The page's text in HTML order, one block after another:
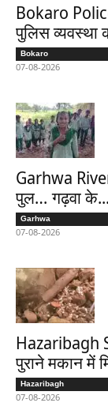
Bokaro
पुलिस व्यवस्था
Bokaro
07-08-2026
Garhwa
पुल… गढ़वा के...
Garhwa
07-08-2026
Hazaribagh
पुराने मकान में
Hazaribagh
07-08-2026